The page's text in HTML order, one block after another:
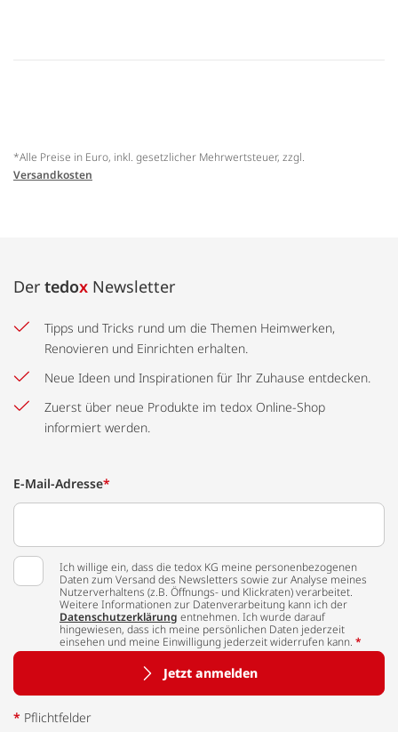
*Alle Preise in Euro, inkl. gesetzlicher Mehrwertsteuer, zzgl.
Versandkosten
Der tedox Newsletter
Tipps und Tricks rund um die Themen Heimwerken,
Renovieren und Einrichten erhalten.
Neue Ideen und Inspirationen für Ihr Zuhause entdecken.
Zuerst über neue Produkte im tedox Online-Shop
informiert werden.
E-Mail-Adresse*
Ich willige ein, dass die tedox KG meine personenbezogenen
Daten zum Versand des Newsletters sowie zur Analyse meines
Nutzerverhaltens (z.B. Öffnungs- und Klickraten) verarbeitet.
Weitere Informationen zur Datenverarbeitung kann ich der
Datenschutzerklärung entnehmen. Ich wurde darauf
hingewiesen, dass ich meine persönlichen Daten jederzeit
einsehen und meine Einwilligung jederzeit widerrufen kann. *
Jetzt anmelden
* Pflichtfelder